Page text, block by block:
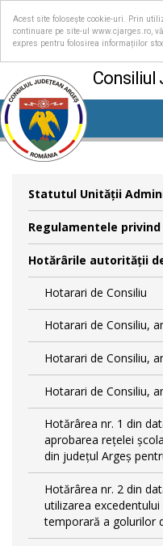
Acest site folosește cookie-uri. Prin
continuare pe site-ul www.cjarges.ro,
expres pentru folosirea informațiilor
Consiliul
Statutul Unităţii
Regulamentele
Hotărârile autorităţii
Hotarari de Consiliu
Hotarari de Consiliu,
Hotarari de Consiliu,
Hotarari de Consiliu,
Hotărârea nr. 1 din
aprobarea rețelei
din județul Argeș
Hotărârea nr. 2 din
utilizarea
temporară a golurilor